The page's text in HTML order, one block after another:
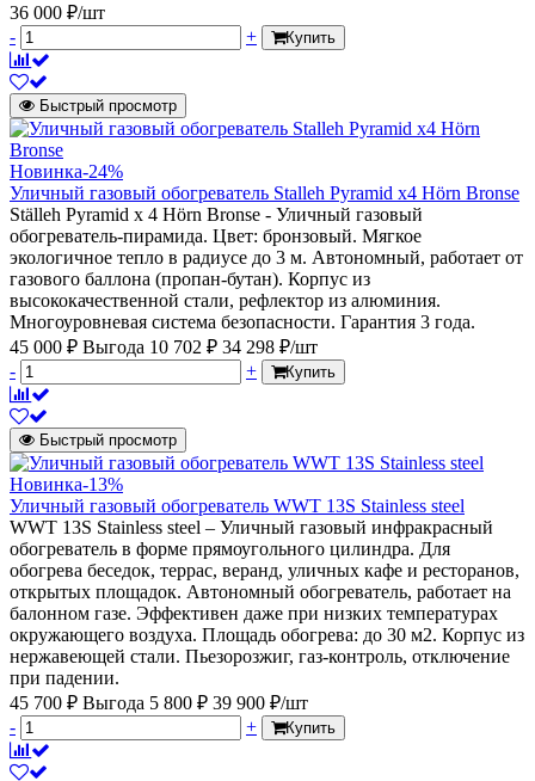
36 000 ₽/шт
-
+ Купить
Быстрый просмотр
Новинка-24%
Уличный газовый обогреватель Stalleh Pyramid x4 Hörn Bronse
Ställeh Pyramid x 4 Hörn Bronse - Уличный газовый
обогреватель-пирамида. Цвет: бронзовый. Мягкое
экологичное тепло в радиусе до 3 м. Автономный, работает от
газового баллона (пропан-бутан). Корпус из
высококачественной стали, рефлектор из алюминия.
Многоуровневая система безопасности. Гарантия 3 года.
45 000 ₽ Выгода 10 702 ₽ 34 298 ₽/шт
-
+ Купить
Быстрый просмотр
Новинка-13%
Уличный газовый обогреватель WWT 13S Stainless steel
WWT 13S Stainless steel – Уличный газовый инфракрасный
обогреватель в форме прямоугольного цилиндра. Для
обогрева беседок, террас, веранд, уличных кафе и ресторанов,
открытых площадок. Автономный обогреватель, работает на
балонном газе. Эффективен даже при низких температурах
окружающего воздуха. Площадь обогрева: до 30 м2. Корпус из
нержавеющей стали. Пьезорозжиг, газ-контроль, отключение
при падении.
45 700 ₽ Выгода 5 800 ₽ 39 900 ₽/шт
-
+ Купить